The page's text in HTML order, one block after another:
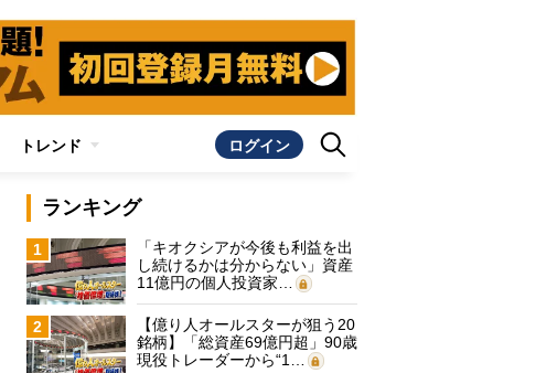
トレンド ログイン
ランキング
1
「キオクシアが今後も利益を出
し続けるかは分からない」資産
11億円の個人投資家…
2
【億り人オールスターが狙う20
銘柄】「総資産69億円超」90歳
現役トレーダーから“1…